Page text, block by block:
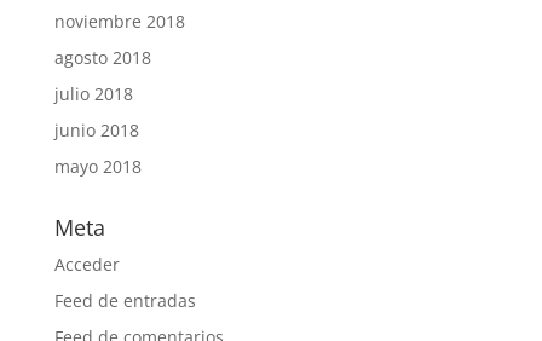
noviembre 2018
agosto 2018
julio 2018
junio 2018
mayo 2018
Meta
Acceder
Feed de entradas